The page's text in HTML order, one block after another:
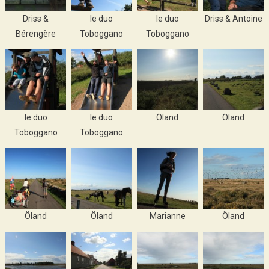
Driss &
Bérengère
le duo
Toboggano
le duo
Toboggano
Driss & Antoine
le duo
Toboggano
le duo
Toboggano
Öland Öland
Öland Öland Marianne Öland